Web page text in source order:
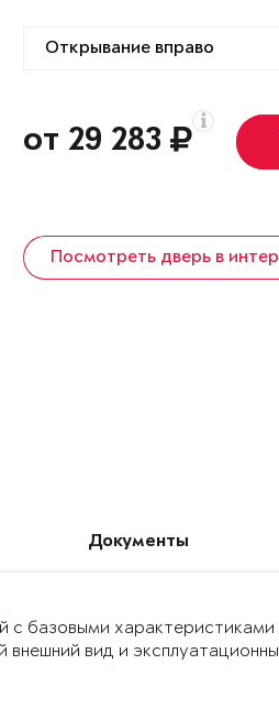
от 29 283
Посмотреть дверь в
Документы
с базовыми
внешний вид и